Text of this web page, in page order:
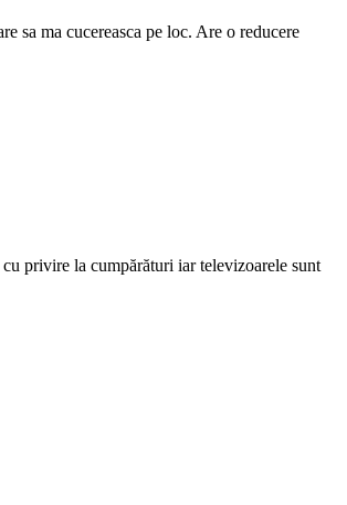
sa ma cucereasca pe loc. Are o reducere
privire la cumpărături iar televizoarele sunt